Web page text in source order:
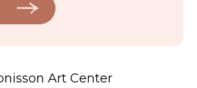
Art Center